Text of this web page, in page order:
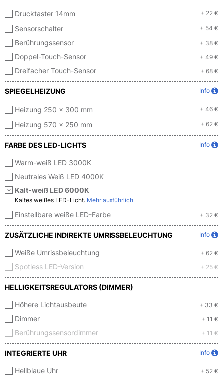
Drucktaster 14mm + 22 €
Sensorschalter + 54 €
Berührungssensor + 38 €
Doppel-Touch-Sensor + 49 €
Dreifacher Touch-Sensor + 68 €
SPIEGELHEIZUNG Info
Heizung 250 x 300 mm + 46 €
Heizung 570 x 250 mm + 62 €
FARBE DES LED-LICHTS Info
Warm-weiß LED 3000K
Neutrales Weiß LED 4000K
Kalt-weiß LED 6000K
Kaltes weißes LED-Licht. Mehr ausführlich
Einstellbare weiße LED-Farbe + 32 €
ZUSÄTZLICHE INDIREKTE UMRISSBELEUCHTUNG Info
Weiße Umrissbeleuchtung + 62 €
Spotless LED-Version + 25 €
HELLIGKEITSREGULATORS (DIMMER)
Höhere Lichtausbeute + 33 €
Dimmer + 11 €
Berührungssensordimmer + 11 €
INTEGRIERTE UHR Info
Hellblaue Uhr + 52 €